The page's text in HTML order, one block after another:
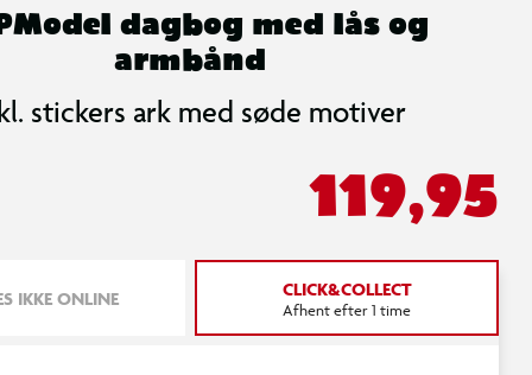
dagbog med lås og
armbånd
stickers ark med søde motiver
119,95
IKKE ONLINE CLICK&COLLECT
Afhent efter 1 time